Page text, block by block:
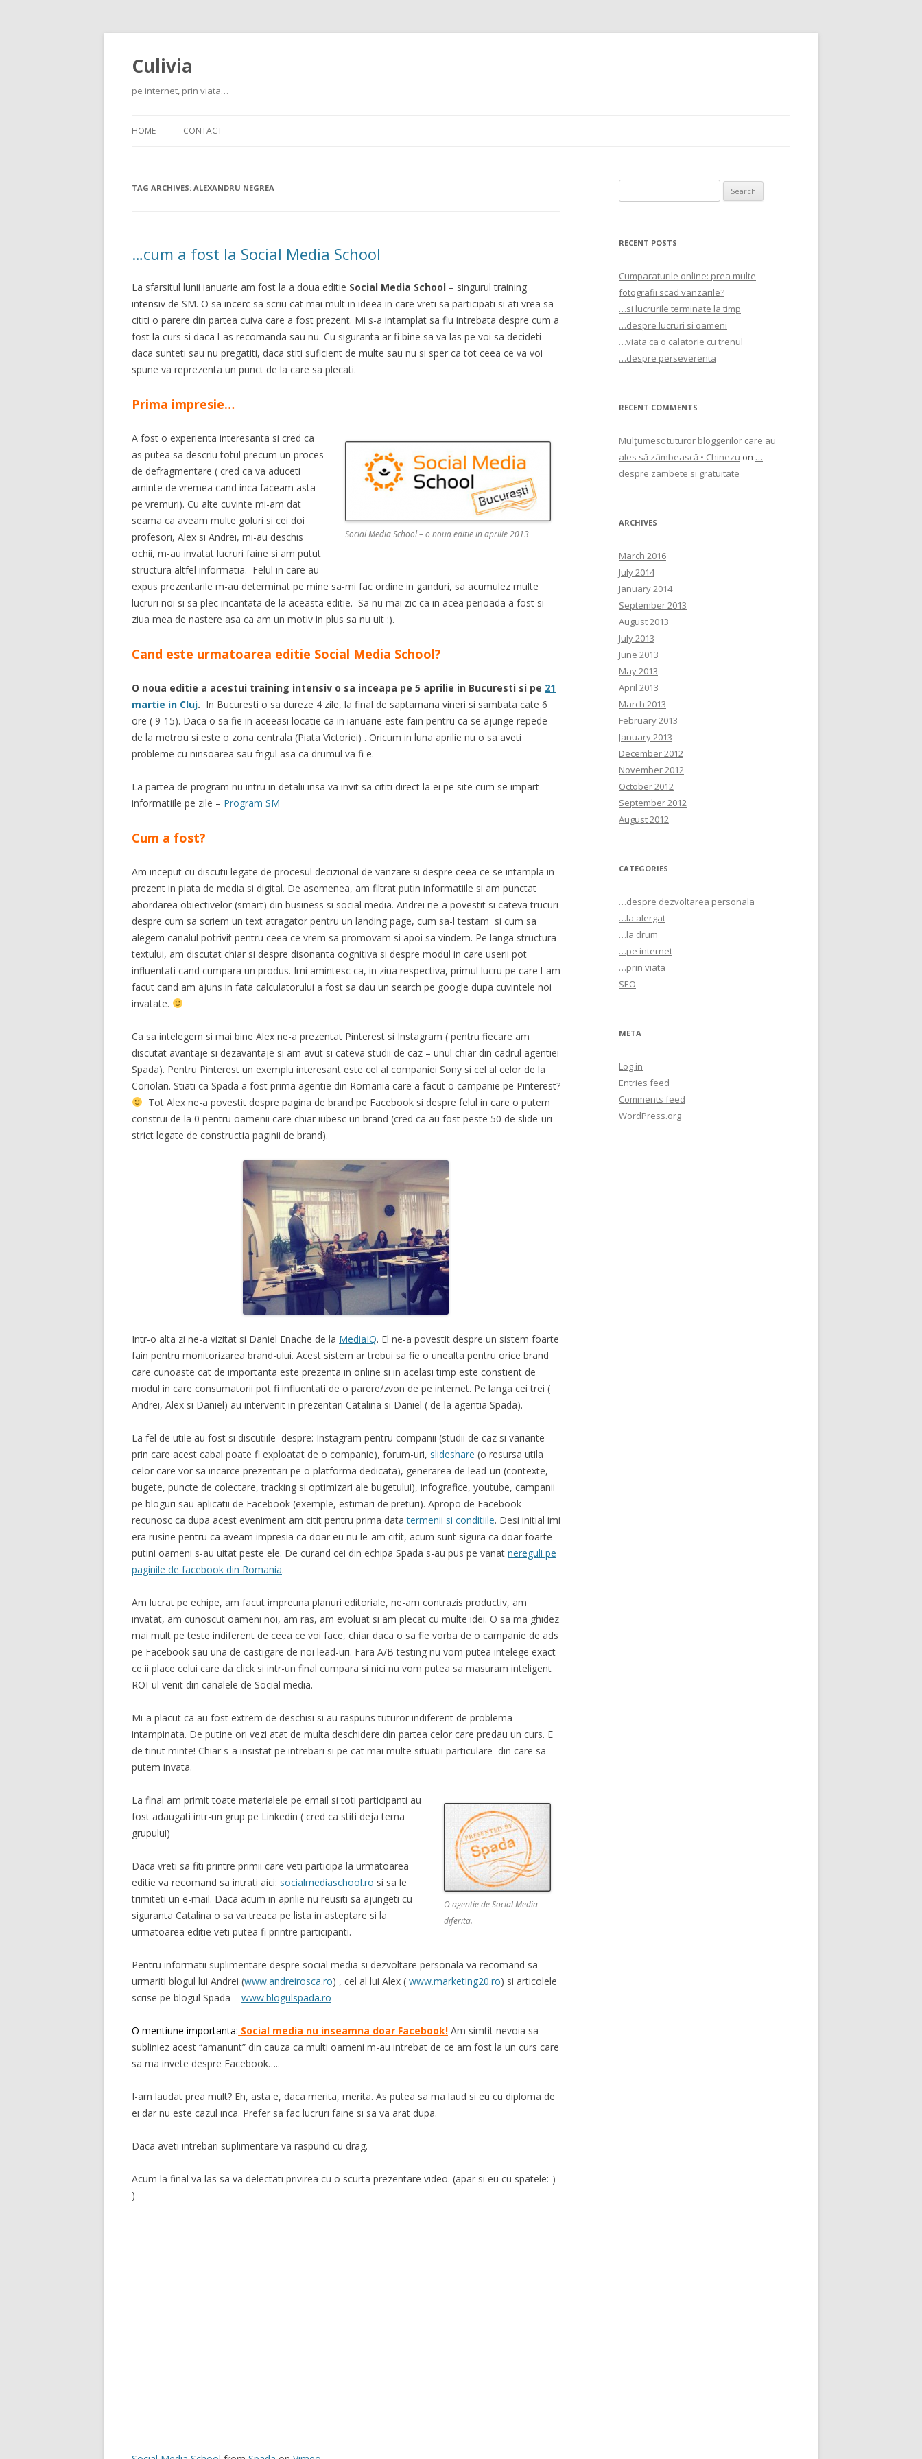
Culivia
pe internet, prin viata…
HOME CONTACT
TAG ARCHIVES: ALEXANDRU NEGREA
…cum a fost la Social Media School
La sfarsitul lunii ianuarie am fost la a doua editie Social Media School – singurul training
intensiv de SM. O sa incerc sa scriu cat mai mult in ideea in care vreti sa participati si ati vrea sa
cititi o parere din partea cuiva care a fost prezent. Mi s-a intamplat sa fiu intrebata despre cum a
fost la curs si daca l-as recomanda sau nu. Cu siguranta ar fi bine sa va las pe voi sa decideti
daca sunteti sau nu pregatiti, daca stiti suficient de multe sau nu si sper ca tot ceea ce va voi
spune va reprezenta un punct de la care sa plecati.
Prima impresie…
Social Media School – o noua editie in aprilie 2013
A fost o experienta interesanta si cred ca
as putea sa descriu totul precum un proces
de defragmentare ( cred ca va aduceti
aminte de vremea cand inca faceam asta
pe vremuri). Cu alte cuvinte mi-am dat
seama ca aveam multe goluri si cei doi
profesori, Alex si Andrei, mi-au deschis
ochii, m-au invatat lucruri faine si am putut
structura altfel informatia. Felul in care au
expus prezentarile m-au determinat pe mine sa-mi fac ordine in ganduri, sa acumulez multe
lucruri noi si sa plec incantata de la aceasta editie. Sa nu mai zic ca in acea perioada a fost si
ziua mea de nastere asa ca am un motiv in plus sa nu uit :).
Cand este urmatoarea editie Social Media School?
O noua editie a acestui training intensiv o sa inceapa pe 5 aprilie in Bucuresti si pe 21
martie in Cluj. In Bucuresti o sa dureze 4 zile, la final de saptamana vineri si sambata cate 6
ore ( 9-15). Daca o sa fie in aceeasi locatie ca in ianuarie este fain pentru ca se ajunge repede
de la metrou si este o zona centrala (Piata Victoriei) . Oricum in luna aprilie nu o sa aveti
probleme cu ninsoarea sau frigul asa ca drumul va fi e.
La partea de program nu intru in detalii insa va invit sa cititi direct la ei pe site cum se impart
informatiile pe zile – Program SM
Cum a fost?
Am inceput cu discutii legate de procesul decizional de vanzare si despre ceea ce se intampla in
prezent in piata de media si digital. De asemenea, am filtrat putin informatiile si am punctat
abordarea obiectivelor (smart) din business si social media. Andrei ne-a povestit si cateva trucuri
despre cum sa scriem un text atragator pentru un landing page, cum sa-l testam si cum sa
alegem canalul potrivit pentru ceea ce vrem sa promovam si apoi sa vindem. Pe langa structura
textului, am discutat chiar si despre disonanta cognitiva si despre modul in care userii pot
influentati cand cumpara un produs. Imi amintesc ca, in ziua respectiva, primul lucru pe care l-am
facut cand am ajuns in fata calculatorului a fost sa dau un search pe google dupa cuvintele noi
invatate.
Ca sa intelegem si mai bine Alex ne-a prezentat Pinterest si Instagram ( pentru fiecare am
discutat avantaje si dezavantaje si am avut si cateva studii de caz – unul chiar din cadrul agentiei
Spada). Pentru Pinterest un exemplu interesant este cel al companiei Sony si cel al celor de la
Coriolan. Stiati ca Spada a fost prima agentie din Romania care a facut o campanie pe Pinterest?
Tot Alex ne-a povestit despre pagina de brand pe Facebook si despre felul in care o putem
construi de la 0 pentru oamenii care chiar iubesc un brand (cred ca au fost peste 50 de slide-uri
strict legate de constructia paginii de brand).
Intr-o alta zi ne-a vizitat si Daniel Enache de la MediaIQ. El ne-a povestit despre un sistem foarte
fain pentru monitorizarea brand-ului. Acest sistem ar trebui sa fie o unealta pentru orice brand
care cunoaste cat de importanta este prezenta in online si in acelasi timp este constient de
modul in care consumatorii pot fi influentati de o parere/zvon de pe internet. Pe langa cei trei (
Andrei, Alex si Daniel) au intervenit in prezentari Catalina si Daniel ( de la agentia Spada).
La fel de utile au fost si discutiile despre: Instagram pentru companii (studii de caz si variante
prin care acest cabal poate fi exploatat de o companie), forum-uri, slideshare (o resursa utila
celor care vor sa incarce prezentari pe o platforma dedicata), generarea de lead-uri (contexte,
bugete, puncte de colectare, tracking si optimizari ale bugetului), infografice, youtube, campanii
pe bloguri sau aplicatii de Facebook (exemple, estimari de preturi). Apropo de Facebook
recunosc ca dupa acest eveniment am citit pentru prima datatermenii si conditiile. Desi initial imi
era rusine pentru ca aveam impresia ca doar eu nu le-am citit, acum sunt sigura ca doar foarte
putini oameni s-au uitat peste ele. De curand cei din echipa Spada s-au pus pe vanat nereguli pe
paginile de facebook din Romania.
Am lucrat pe echipe, am facut impreuna planuri editoriale, ne-am contrazis productiv, am
invatat, am cunoscut oameni noi, am ras, am evoluat si am plecat cu multe idei. O sa ma ghidez
mai mult pe teste indiferent de ceea ce voi face, chiar daca o sa fie vorba de o campanie de ads
pe Facebook sau una de castigare de noi lead-uri. Fara A/B testing nu vom putea intelege exact
ce ii place celui care da click si intr-un final cumpara si nici nu vom putea sa masuram inteligent
ROI-ul venit din canalele de Social media.
Mi-a placut ca au fost extrem de deschisi si au raspuns tuturor indiferent de problema
intampinata. De putine ori vezi atat de multa deschidere din partea celor care predau un curs. E
de tinut minte! Chiar s-a insistat pe intrebari si pe cat mai multe situatii particulare din care sa
putem invata.
O agentie de Social Media
diferita.
La final am primit toate materialele pe email si toti participanti au
fost adaugati intr-un grup pe Linkedin ( cred ca stiti deja tema
grupului)
Daca vreti sa fiti printre primii care veti participa la urmatoarea
editie va recomand sa intrati aici: socialmediaschool.ro si sa le
trimiteti un e-mail. Daca acum in aprilie nu reusiti sa ajungeti cu
siguranta Catalina o sa va treaca pe lista in asteptare si la
urmatoarea editie veti putea fi printre participanti.
Pentru informatii suplimentare despre social media si dezvoltare personala va recomand sa
urmariti blogul lui Andrei (www.andreirosca.ro) , cel al lui Alex ( www.marketing20.ro) si articolele
scrise pe blogul Spada – www.blogulspada.ro
O mentiune importanta: Social media nu inseamna doar Facebook! Am simtit nevoia sa
subliniez acest “amanunt” din cauza ca multi oameni m-au intrebat de ce am fost la un curs care
sa ma invete despre Facebook…..
I-am laudat prea mult? Eh, asta e, daca merita, merita. As putea sa ma laud si eu cu diploma de
ei dar nu este cazul inca. Prefer sa fac lucruri faine si sa va arat dupa.
Daca aveti intrebari suplimentare va raspund cu drag.
Acum la final va las sa va delectati privirea cu o scurta prezentare video. (apar si eu cu spatele:-)
)
for:
RECENT POSTS
Cumparaturile online: prea multe
fotografii scad vanzarile?
…si lucrurile terminate la timp
…despre lucruri si oameni
…viata ca o calatorie cu trenul
…despre perseverenta
RECENT COMMENTS
Mulţumesc tuturor bloggerilor care au
ales să zâmbească • Chinezu on …
despre zambete si gratuitate
ARCHIVES
March 2016
July 2014
January 2014
September 2013
August 2013
July 2013
June 2013
May 2013
April 2013
March 2013
February 2013
January 2013
December 2012
November 2012
October 2012
September 2012
August 2012
CATEGORIES
…despre dezvoltarea personala
…la alergat
…la drum
…pe internet
…prin viata
SEO
META
Log in
Entries feed
Comments feed
WordPress.org